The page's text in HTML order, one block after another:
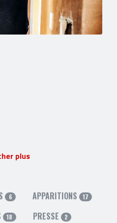
plus
6 APPARITIONS 17
18 PRESSE 2